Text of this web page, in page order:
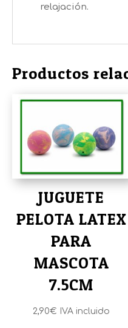
relajación.
Productos
JUGUETE
PELOTA LATEX
PARA
MASCOTA
7.5CM
2,90€ IVA incluido